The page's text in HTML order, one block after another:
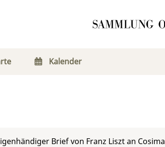
Kalender
Brief von Franz Liszt an Cosima